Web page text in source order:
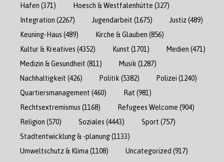
Hafen (371) Hoesch & Westfalenhütte (327)
Integration (2267) Jugendarbeit (1675) Justiz(489)
Keuning-Haus (489) Kirche & Glauben (856)
Kultur & Kreatives (4352) Kunst (1701) Medien (471)
Medizin & Gesundheit (811) Musik (1287)
Nachhaltigkeit (426) Politik (5382) Polizei (1240)
Quartiersmanagement (460) Rat (981)
Rechtsextremismus (1168) Refugees Welcome (904)
Religion (570) Soziales (4443) Sport (757)
Stadtentwicklung & -planung(1133)
Umweltschutz & Klima (1108) Uncategorized (917)